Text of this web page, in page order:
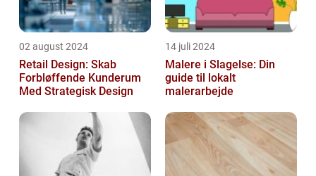
02 august 2024
Retail Design: Skab
Forbløffende Kunderum
Med Strategisk Design
14 juli 2024
Malere i Slagelse: Din
guide til lokalt
malerarbejde